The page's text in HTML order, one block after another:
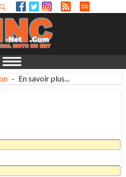
- En savoir plus...